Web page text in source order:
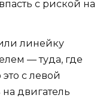
с риской на
линейку
— туда, где
с левой
двигатель